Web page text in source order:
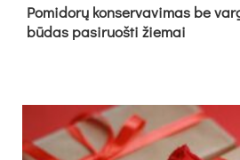
Pomidorų konservavimas be
būdas pasiruošti žiemai